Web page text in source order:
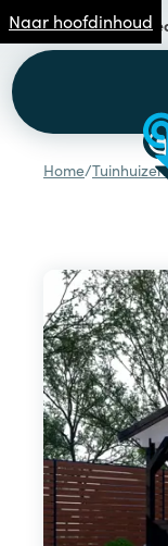
Naar hoofdinhoud
Specialist in
Home/